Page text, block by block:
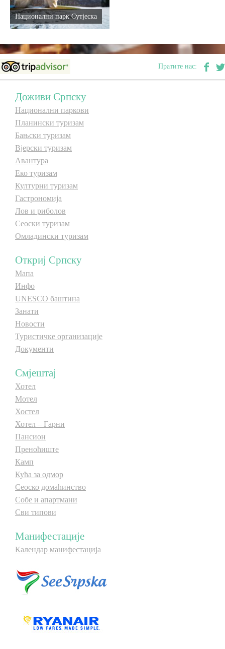
Откриј Српску
Национални парк Сутјеска
Пратите нас:
Доживи Српску
Национални паркови
Планински туризам
Бањски туризам
Вјерски туризам
Авантура
Еко туризам
Културни туризам
Гастрономија
Лов и риболов
Сеоски туризам
Омладински туризам
Откриј Српску
Мапа
Инфо
UNESCO баштина
Занати
Новости
Туристичке организације
Документи
Смјештај
Хотел
Мотел
Хостел
Хотел – Гарни
Пансион
Преноћиште
Камп
Кућа за одмор
Сеоско домаћинство
Собе и апартмани
Сви типови
Манифестације
Календар манифестација